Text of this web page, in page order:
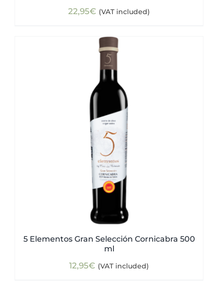
22,95€ (VAT included)
5 Elementos Gran Selección Cornicabra 500
ml
12,95€ (VAT included)